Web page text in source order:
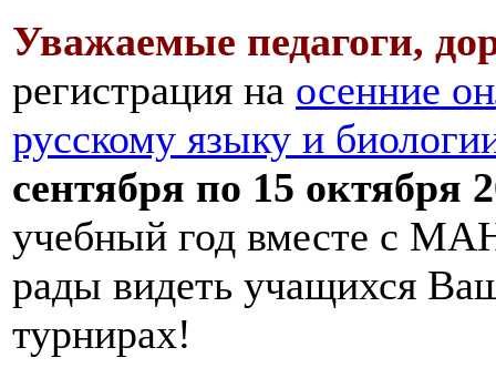
Уважаемые педагоги,
регистрация на осенние
русскому языку и
сентября по 15 октября
учебный год вместе с
рады видеть учащихся
турнирах!